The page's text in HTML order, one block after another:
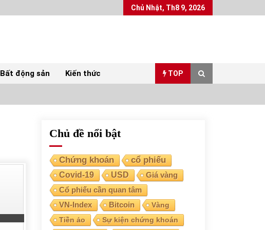
Chủ Nhật, Th8 9, 2026
Bất động sản Kiến thức TOP
Top 10 mặt hàng Việt Nam xuất khẩu nhiều
nhất tháng 5/2022
Bất ổn từ các cuộc đấu giá đất ở Thanh Hoá
31/05/2022
Chứng khoán ngày 30/5/2022: Top 10 cổ
Chủ đề nổi bật
Chứng khoán cổ phiếu
Covid-19 USD
Giá vàng
Cổ phiếu cần quan tâm
VN-Index Bitcoin
Vàng
Tiền ảo
Sự kiện chứng khoán